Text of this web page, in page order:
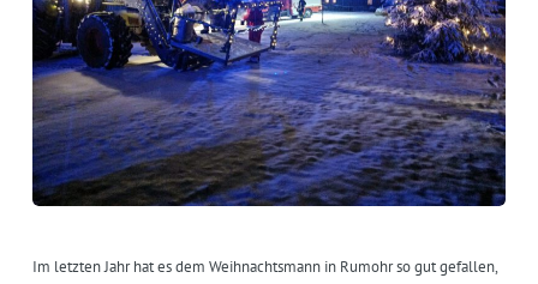
Im letzten Jahr hat es dem Weihnachtsmann in Rumohr so gut gefallen,